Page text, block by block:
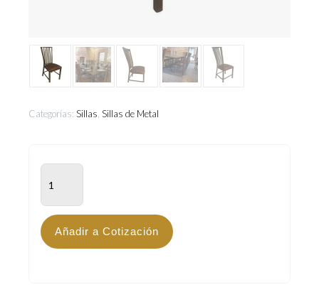
Categorías: Sillas Sillas de Metal
GNT-
105
Añadir a Cotización